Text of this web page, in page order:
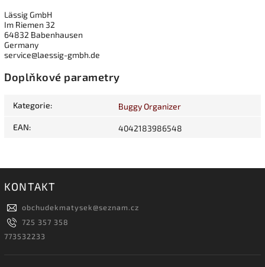
Lässig GmbH
Im Riemen 32
64832 Babenhausen
Germany
service@laessig-gmbh.de
Doplňkové parametry
Kategorie: Buggy Organizer
EAN: 4042183986548
KONTAKT
obchudekmatysek@seznam.cz
725 357 358
773532233